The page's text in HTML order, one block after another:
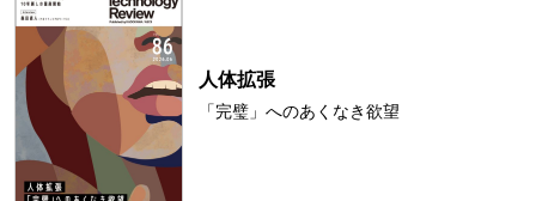
人体拡張
「完璧」へのあくなき欲望